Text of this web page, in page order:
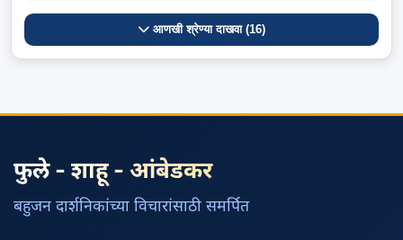
आणखी श्रेण्या दाखवा (16)
फुले - शाहू - आंबेडकर
बहुजन दार्शनिकांच्या विचारांसाठी समर्पित